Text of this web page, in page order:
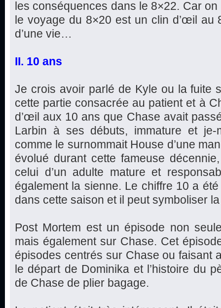
les conséquences dans le 8×22. Car
le voyage du 8×20 est un clin d’œil au
d’une vie…
II. 10 ans
Je crois avoir parlé de Kyle ou la fuite
cette partie consacrée au patient et à
d’œil aux 10 ans que Chase avait
Larbin à ses débuts, immature et je-
comme le surnommait House d’une
évolué durant cette fameuse
celui d’un adulte mature et
également la sienne. Le chiffre 10 a
dans cette saison et il peut symboliser
Post Mortem est un épisode non
mais également sur Chase. Cet
épisodes centrés sur Chase ou faisant
le départ de Dominika et l’histoire du
de Chase de plier bagage.